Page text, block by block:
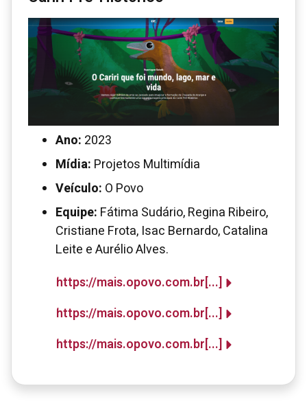
Ano: 2023
Mídia: Projetos Multimídia
Veículo: O Povo
Equipe: Fátima Sudário, Regina Ribeiro,
Cristiane Frota, Isac Bernardo, Catalina
Leite e Aurélio Alves.
https://mais.opovo.com.br[...]
https://mais.opovo.com.br[...]
https://mais.opovo.com.br[...]